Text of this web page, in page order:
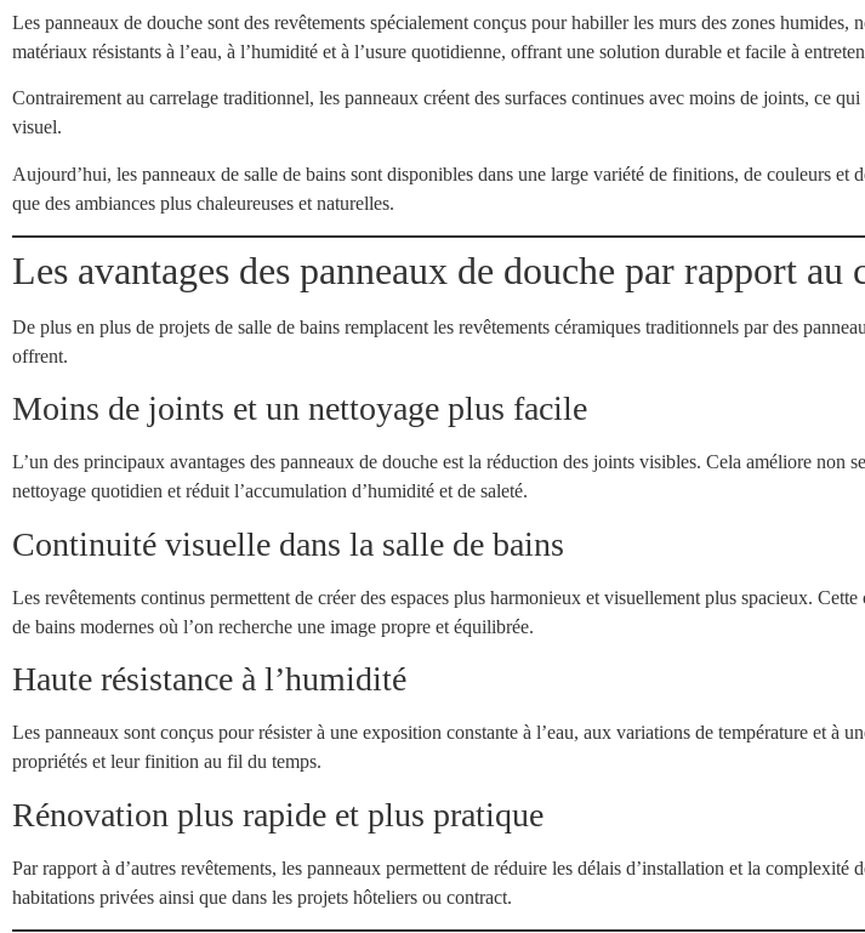
Les panneaux de douche sont des revêtements spécialement conçus pour habiller les murs des zones
matériaux résistants à l’eau, à l’humidité et à l’usure quotidienne, offrant une solution durable et facile à
Contrairement au carrelage traditionnel, les panneaux créent des surfaces continues avec moins de joints, ce
visuel.
Aujourd’hui, les panneaux de salle de bains sont disponibles dans une large variété de finitions, de couleurs et
que des ambiances plus chaleureuses et naturelles.
Les avantages des panneaux de douche par rapport au
De plus en plus de projets de salle de bains remplacent les revêtements céramiques traditionnels par des
offrent.
Moins de joints et un nettoyage plus facile
L’un des principaux avantages des panneaux de douche est la réduction des joints visibles. Cela améliore non
nettoyage quotidien et réduit l’accumulation d’humidité et de saleté.
Continuité visuelle dans la salle de bains
Les revêtements continus permettent de créer des espaces plus harmonieux et visuellement plus spacieux.
de bains modernes où l’on recherche une image propre et équilibrée.
Haute résistance à l’humidité
Les panneaux sont conçus pour résister à une exposition constante à l’eau, aux variations de température et à
propriétés et leur finition au fil du temps.
Rénovation plus rapide et plus pratique
Par rapport à d’autres revêtements, les panneaux permettent de réduire les délais d’installation et la complexité
habitations privées ainsi que dans les projets hôteliers ou contract.